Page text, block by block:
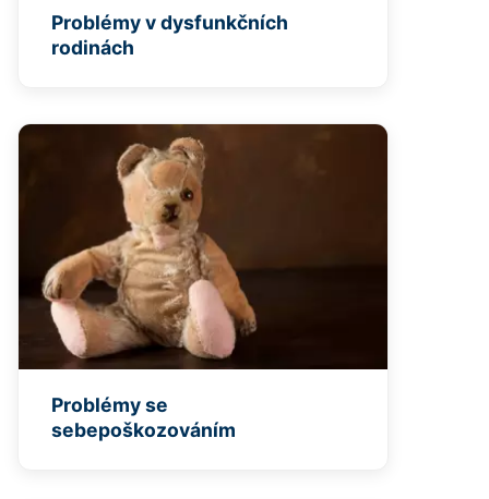
Problémy v dysfunkčních
rodinách
Problémy se
sebepoškozováním